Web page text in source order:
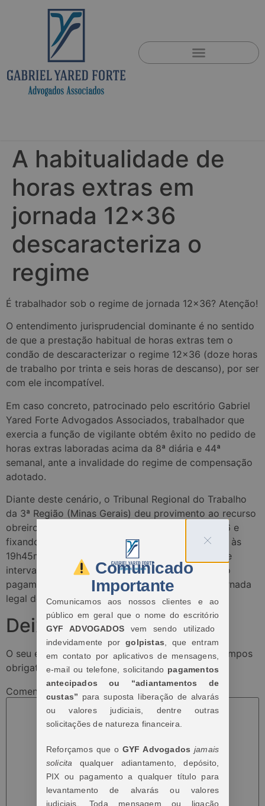
A habitualidade de
horas extras em
jornada 12×36
descaracteriza o
regime
É trabalhador sob o regime de jornada 12×36? Atenção!
O entendimento jurisprudencial dominante é no sentido
de que a prestação habitual de horas extras tem o
condão de descaracterizar o regime 12×36 (doze horas
de trabalho por trinta e seis horas de descanso), por ser
com ele incompatível.
Em caso concreto, patrocinado pelo escritório Gabriel
Yared Forte Advogados Associados, trabalhador que
exercia a função de vigilante obtém êxito no pedido de
horas extras laboradas acima da 8ª diária e 44ª
semanal, ante a invalidade do regime de compensação
adotado.
Diante deste cenário, o Tribunal Regional do Trabalho
da 3ª Região (Minas Gerais) deu provimento ao recurso
obreiro para, “declarando nulo o regime de 12×36 e
fixando a sua jornada como sendo das 06h20min às
19h45min, em dias alternados, com 30 minutos de
intervalo intrajornada, condenar as reclamadas ao
pagamento das horas extras que excederam a jornada
legal de 8 horas diárias e/ou 44 horas semanais”.
Deixe um comentário
O seu endereço de e-mail não será publicado. Campos
obrigatórios são marcados com*
Comentário
Comunicado
Importante
Comunicamos aos nossos clientes e ao
público em geral que o nome do escritório
GYF ADVOGADOS vem sendo utilizado
indevidamente por golpistas , que entram
em contato por aplicativos de mensagens,
e-mail ou telefone, solicitando pagamentos
antecipados ou “adiantamentos de
custas” para suposta liberação de alvarás
ou valores judiciais, dentre outras
solicitações de natureza financeira.
Reforçamos que o GYF Advogadosjamais
solicita qualquer adiantamento, depósito,
PIX ou pagamento a qualquer título para
levantamento de alvarás ou valores
judiciais. Toda mensagem ou ligação